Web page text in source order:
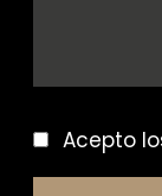
Acepto